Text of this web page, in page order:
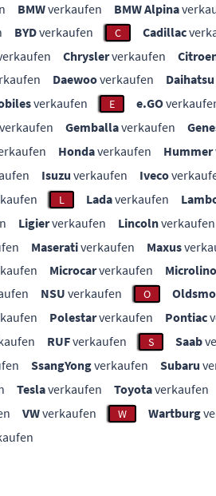
BMWverkaufen BMW Alpina
BYDverkaufen C Cadillac
Chryslerverkaufen
Daewooverkaufen Daihatsu
verkaufen E e.GO
verkaufen Gemballaverkaufen
Hondaverkaufen Hummer
Isuzu verkaufen Iveco
L Ladaverkaufen
Ligierverkaufen Lincolnverkaufen
Maserativerkaufen Maxus
Microcarverkaufen Microlino
NSU verkaufen O
Polestarverkaufen Pontiac
RUFverkaufen S Saab
SsangYongverkaufen Subaru
Teslaverkaufen Toyotaverkaufen
VWverkaufen W Wartburg